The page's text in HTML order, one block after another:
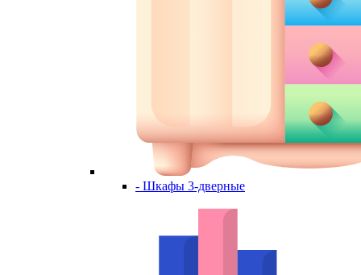
- Шкафы 3-дверные